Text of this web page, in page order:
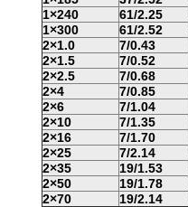
1×240
61/2.25
1×300
61/2.52
2×1.0
7/0.43
2×1.5
7/0.52
2×2.5
7/0.68
2×4
7/0.85
2×6
7/1.04
2×10
7/1.35
2×16
7/1.70
2×25
7/2.14
2×35
19/1.53
2×50
19/1.78
2×70
19/2.14